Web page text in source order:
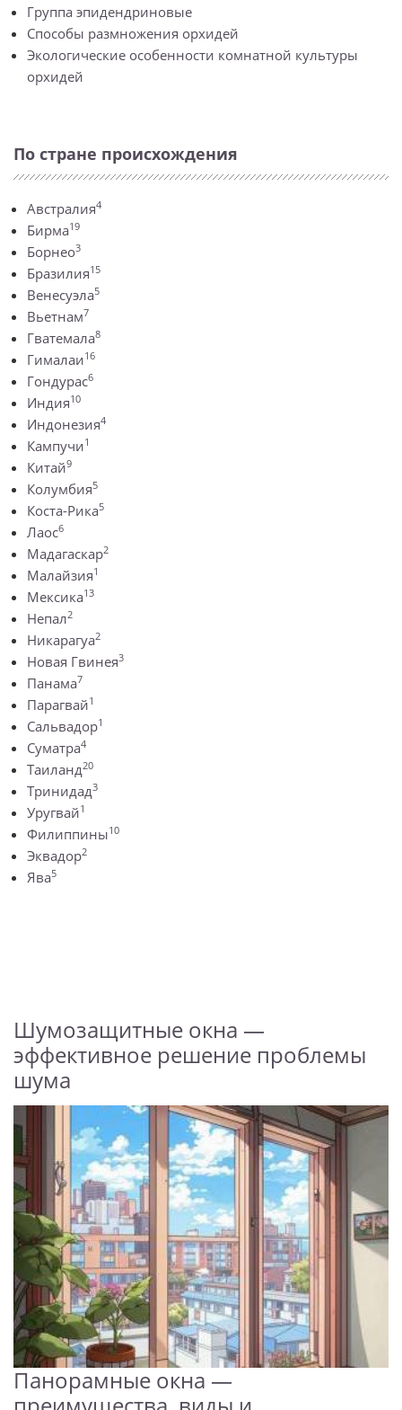
Группа эпидендриновые
Способы размножения орхидей
Экологические особенности комнатной культуры
орхидей
По стране происхождения
Австралия4
Бирма19
Борнео3
Бразилия15
Венесуэла5
Вьетнам7
Гватемала8
Гималаи16
Гондурас6
Индия10
Индонезия4
Кампучи1
Китай9
Колумбия5
Коста-Рика5
Лаос6
Мадагаскар2
Малайзия1
Мексика13
Непал2
Никарагуа2
Новая Гвинея3
Панама7
Парагвай1
Сальвадор1
Суматра4
Таиланд20
Тринидад3
Уругвай1
Филиппины10
Эквадор2
Ява5
Шумозащитные окна —
эффективное решение проблемы
шума
Панорамные окна —